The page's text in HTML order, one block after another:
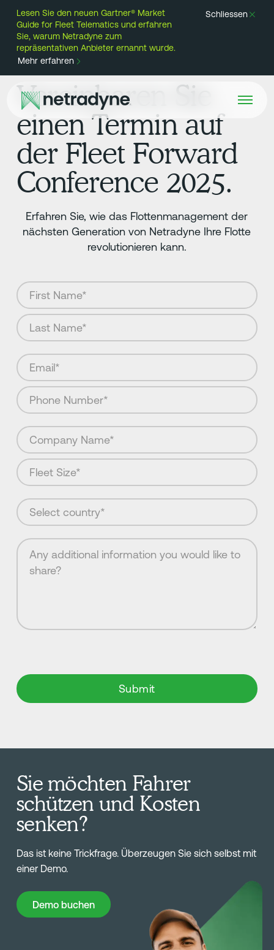
Lesen Sie den neuen Gartner® Market
Guide for Fleet Telematics und erfahren
Sie, warum Netradyne zum
repräsentativen Anbieter ernannt wurde.
Mehr erfahren
Schliessen
Vereinbaren Sie
einen Termin auf
der Fleet Forward
Conference 2025.
Erfahren Sie, wie das Flottenmanagement der
nächsten Generation von Netradyne Ihre Flotte
revolutionieren kann.
Sie möchten Fahrer
schützen und Kosten
senken?
Das ist keine Trickfrage. Überzeugen Sie sich selbst mit
einer Demo.
Demo buchen
Demo buchen